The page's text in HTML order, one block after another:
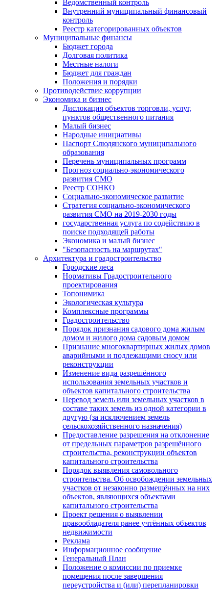
Ведомственный контроль
Внутренний муниципальный финансовый
контроль
Реестр категорированных объектов
Муниципальные финансы
Бюджет города
Долговая политика
Местные налоги
Бюджет для граждан
Положения и порядки
Противодействие коррупции
Экономика и бизнес
Дислокация объектов торговли, услуг,
пунктов общественного питания
Малый бизнес
Народные инициативы
Паспорт Слюдянского муниципального
образования
Перечень муниципальных программ
Прогноз социально-экономического
развития СМО
Реестр СОНКО
Социально-экономическое развитие
Стратегия социально-экономического
развития СМО на 2019-2030 годы
государственная услуга по содействию в
поиске подходящей работы
Экономика и малый бизнес
"Безопасность на маршрутах"
Архитектура и градостроительство
Городские леса
Нормативы Градостроительного
проектирования
Топонимика
Экологическая культура
Комплексные программы
Градостроительство
Порядок признания садового дома жилым
домом и жилого дома садовым домом
Признание многоквартирных жилых домов
аварийными и подлежащими сносу или
реконструкции
Изменение вида разрешённого
использования земельных участков и
объектов капитального строительства
Перевод земель или земельных участков в
составе таких земель из одной категории в
другую (за исключением земель
сельскохозяйственного назначения)
Предоставление разрешения на отклонение
от предельных параметров разрешённого
строительства, реконструкции объектов
капитального строительства
Порядок выявления самовольного
строительства. Об освобождении земельных
участков от незаконно размещённых на них
объектов, являющихся объектами
капитального строительства
Проект решения о выявлении
правообладателя ранее учтённых объектов
недвижимости
Реклама
Информационное сообщение
Генеральный План
Положение о комиссии по приемке
помещения после завершения
переустройства и (или) перепланировки